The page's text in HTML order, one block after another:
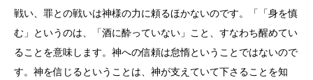
戦い、罪との戦いは神様の力に頼るほかないのです。「「身を慎
む」というのは、「酒に酔っていない」こと、すなわち醒めてい
ることを意味します。神への信頼は怠惰ということではないので
す。神を信じるということは、神が支えていて下さることを知